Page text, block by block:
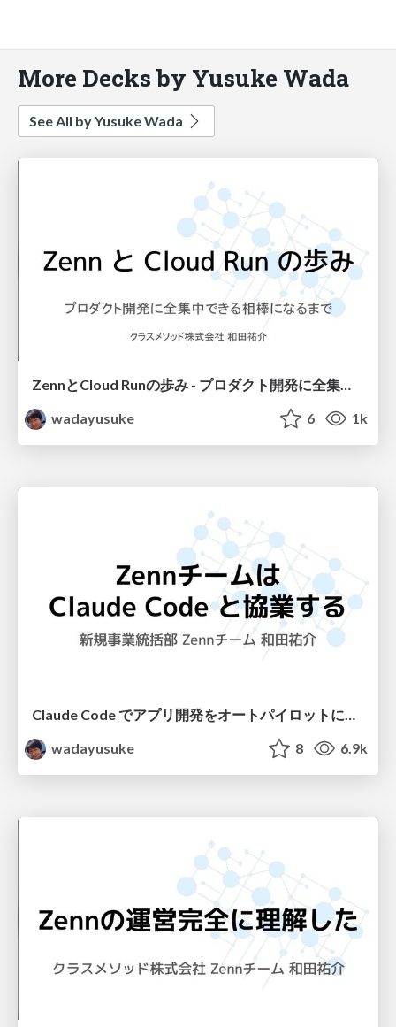
More Decks by Yusuke Wada
See All by Yusuke Wada
ZennとCloud Runの歩み - プロダクト開発に全集中できる相棒になるまで
wadayusuke
6 1k
wadayusuke
8 6.9k